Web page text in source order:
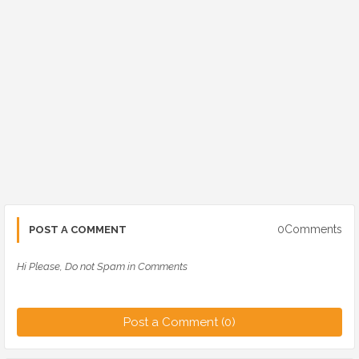
POST A COMMENT 0Comments
Hi Please, Do not Spam in Comments
Post a Comment (0)